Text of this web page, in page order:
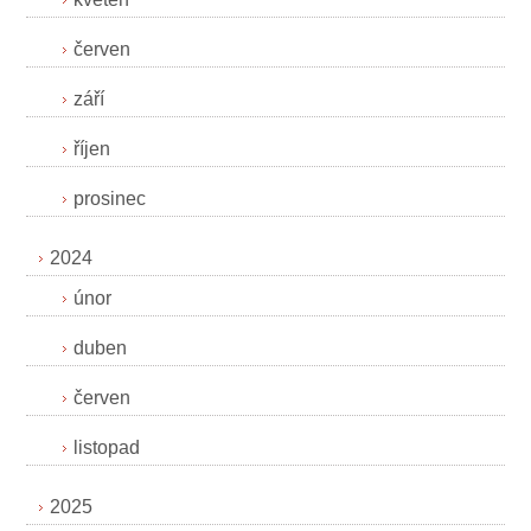
červen
září
říjen
prosinec
2024
únor
duben
červen
listopad
2025